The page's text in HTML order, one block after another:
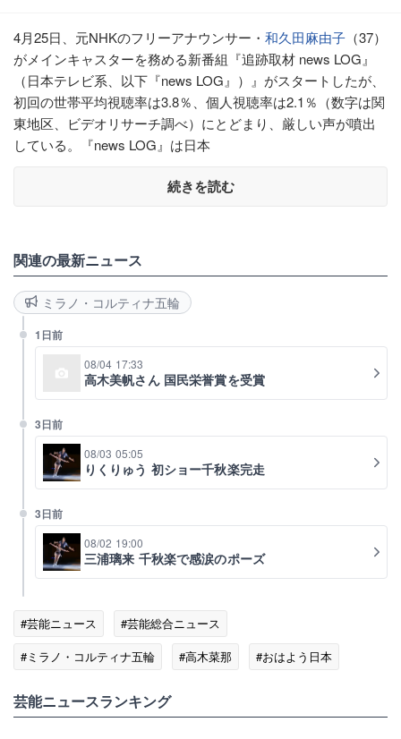
4月25日、元NHKのフリーアナウンサー・ 和久田麻由子 （37）
がメインキャスターを務める新番組『追跡取材 news LOG』
（日本テレビ系、以下『news LOG』）』がスタートしたが、
初回の世帯平均視聴率は3.8％、個人視聴率は2.1％（数字は関
東地区、ビデオリサーチ調べ）にとどまり、厳しい声が噴出
している。『news LOG』は日本
続きを読む
関連の最新ニュース
ミラノ・コルティナ五輪
1日前
08/04 17:33
高木美帆さん 国民栄誉賞を受賞
3日前
08/03 05:05
りくりゅう 初ショー千秋楽完走
3日前
08/02 19:00
三浦璃来 千秋楽で感涙のポーズ
#芸能ニュース
#芸能総合ニュース
#ミラノ・コルティナ五輪
#高木菜那
#おはよう日本
芸能ニュースランキング